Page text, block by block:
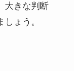
大きな判断
ょう。